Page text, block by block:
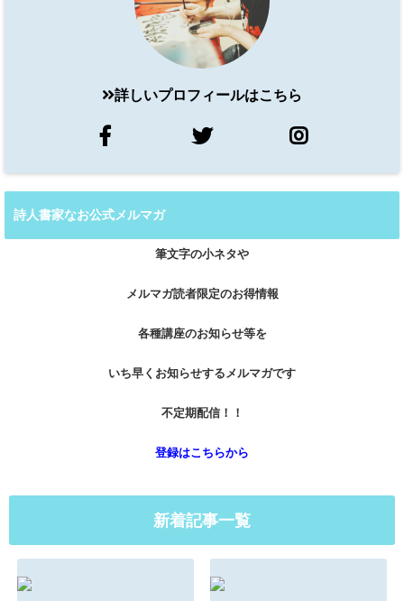
詳しいプロフィールはこちら
詩人書家なお公式メルマガ
筆文字の小ネタや
メルマガ読者限定のお得情報
各種講座のお知らせ等を
いち早くお知らせするメルマガです
不定期配信！！
登録はこちらから
新着記事一覧